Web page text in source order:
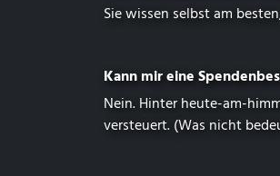
Sie wissen selbst am
Kann mir eine
Nein. Hinterheute-am-
versteuert. (Was nicht